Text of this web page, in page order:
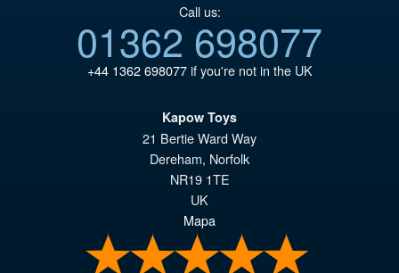
Call us:
01362 698077
+44 1362 698077if you're not in the UK
Kapow Toys
21 Bertie Ward Way
Dereham, Norfolk
NR19 1TE
UK
Mapa